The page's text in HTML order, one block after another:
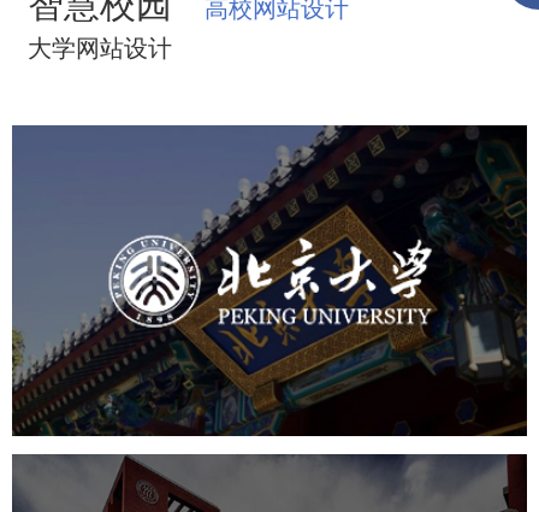
高校网站设计
大学网站设计
北京大学
培训教育 高校 大学网站建设
高校网站建设
学校网站建设
教育网站建设